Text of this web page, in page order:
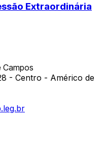
Extraordinária
Campos
- Centro - Américo de